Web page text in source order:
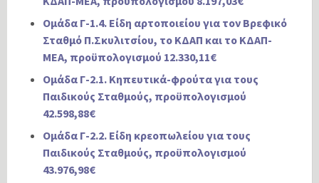
Ομάδα Γ-1.4. Είδη αρτοποιείου για τον Βρεφικό
Σταθμό Π.Σκυλιτσίου, το ΚΔΑΠ και το ΚΔΑΠ-
ΜΕΑ, προϋπολογισμού 12.330,11€
Ομάδα Γ-2.1. Κηπευτικά-φρούτα για τους
Παιδικούς Σταθμούς, προϋπολογισμού
42.598,88€
Ομάδα Γ-2.2. Είδη κρεοπωλείου για τους
Παιδικούς Σταθμούς, προϋπολογισμού
43.976,98€